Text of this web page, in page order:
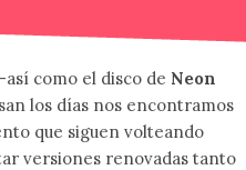
como el disco de Neon
los días nos encontramos
que siguen volteando
versiones renovadas tanto